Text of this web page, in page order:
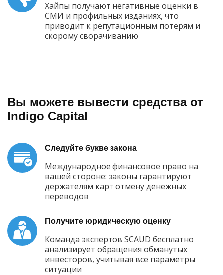
Хайпы получают негативные оценки в
СМИ и профильных изданиях, что
приводит к репутационным потерям и
скорому сворачиванию
Вы можете вывести средства от
Indigo Capital
Следуйте букве закона
Международное финансовое право на
вашей стороне: законы гарантируют
держателям карт отмену денежных
переводов
Получите юридическую оценку
Команда экспертов SCAUD бесплатно
анализирует обращения обманутых
инвесторов, учитывая все параметры
ситуации